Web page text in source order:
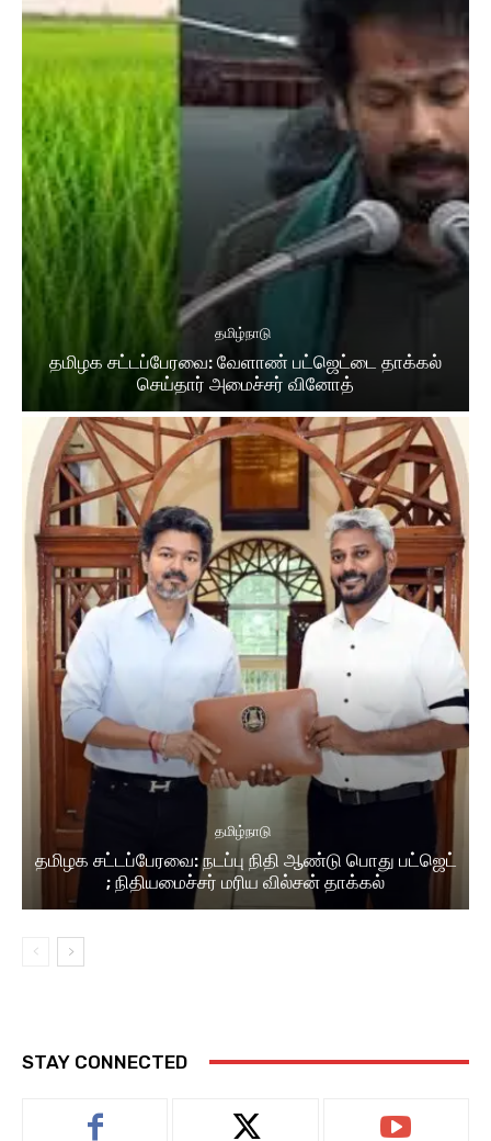
தமிழ்நாடு
தமிழக சட்​டப்​பேர​வை: வேளாண் பட்​ஜெட்டை தாக்கல்
செய்தார் அமைச்சர் வினோத்
தமிழ்நாடு
தமிழக சட்டப்பேரவை: நடப்பு நிதி ஆண்​டு பொது பட்ஜெட்
; நிதியமைச்சர் மரிய வில்சன் தாக்​கல்
STAY CONNECTED